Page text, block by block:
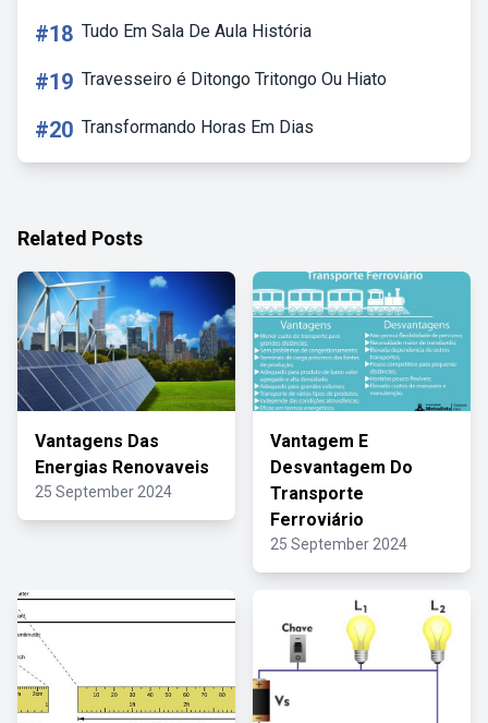
#18 Tudo Em Sala De Aula História
#19 Travesseiro é Ditongo Tritongo Ou Hiato
#20 Transformando Horas Em Dias
Related Posts
Vantagens Das
Energias Renovaveis
25 September 2024
Vantagem E
Desvantagem Do
Transporte
Ferroviário
25 September 2024